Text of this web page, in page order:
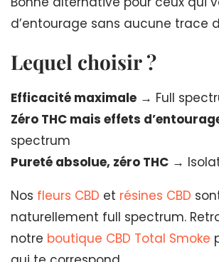
d’entourage sans aucune trace
Lequel choisir ?
Efficacité maximale → Full
Zéro THC mais effets
spectrum
Pureté absolue, zéro THC →
Nos fleurs CBD et résines CBD
naturellement full spectrum.
notre boutique CBD Total Smoke